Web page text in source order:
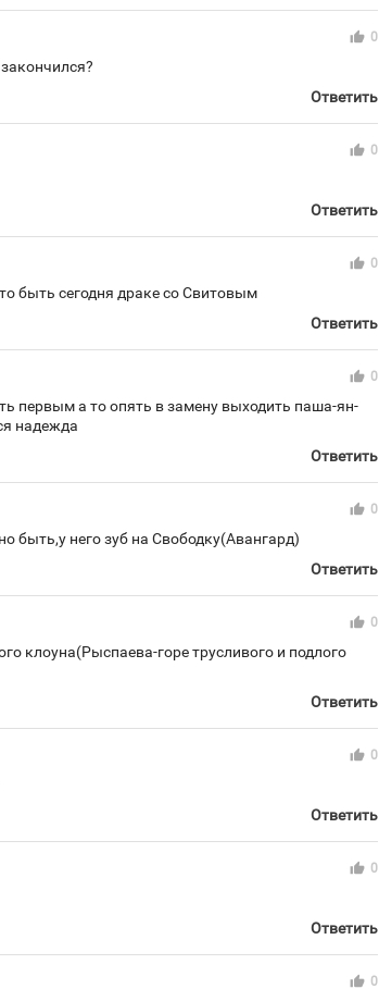
thumb_up 0
Ответить
thumb_up 0
Ответить
thumb_up 0
быть сегодня драке со Свитовым
Ответить
thumb_up 0
первым а то опять в замену выходить паша-ян-
надежда
Ответить
thumb_up 0
быть,у него зуб на Свободку(Авангард)
Ответить
thumb_up 0
клоуна(Рыспаева-горе трусливого и подлого
Ответить
thumb_up 0
Ответить
thumb_up 0
Ответить
thumb_up 0